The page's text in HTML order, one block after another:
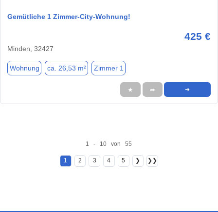
Gemütliche 1 Zimmer-City-Wohnung!
425 €
Minden, 32427
Wohnung ca. 26,53 m² Zimmer 1
★ ➦ ➜
1 - 10 von 55
1 2 3 4 5 ❯ ❯❯